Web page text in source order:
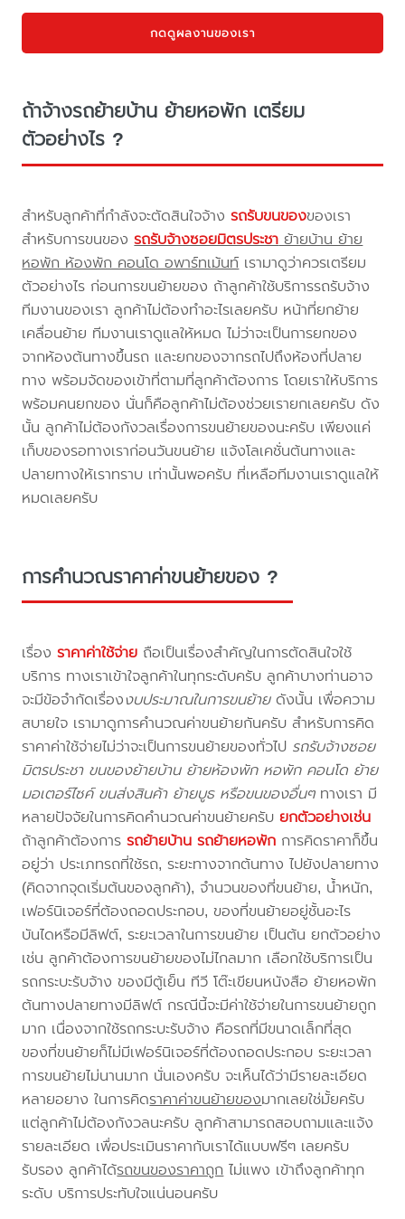
กดดูผลงานของเรา
ถ้าจ้างรถย้ายบ้าน ย้ายหอพัก เตรียม
ตัวอย่างไร ?
สำหรับลูกค้าที่กำลังจะตัดสินใจจ้างรถรับขนของของเรา
สำหรับการขนของรถรับจ้างซอยมิตรประชาย้ายบ้าน ย้าย
หอพัก ห้องพัก คอนโด อพาร์ทเม้นท์เรามาดูว่าควรเตรียม
ตัวอย่างไร ก่อนการขนย้ายของ ถ้าลูกค้าใช้บริการรถรับจ้าง
ทีมงานของเรา ลูกค้าไม่ต้องทำอะไรเลยครับ หน้าที่ยกย้าย
เคลื่อนย้าย ทีมงานเราดูแลให้หมด ไม่ว่าจะเป็นการยกของ
จากห้องต้นทางขึ้นรถ และยกของจากรถไปถึงห้องที่ปลาย
ทาง พร้อมจัดของเข้าที่ตามที่ลูกค้าต้องการ โดยเราให้บริการ
พร้อมคนยกของ นั่นก็คือลูกค้าไม่ต้องช่วยเรายกเลยครับ ดัง
นั้น ลูกค้าไม่ต้องกังวลเรื่องการขนย้ายของนะครับ เพียงแค่
เก็บของรอทางเราก่อนวันขนย้าย แจ้งโลเคชั่นต้นทางและ
ปลายทางให้เราทราบ เท่านั้นพอครับ ที่เหลือทีมงานเราดูแลให้
หมดเลยครับ
การคำนวณราคาค่าขนย้ายของ ?
เรื่องราคาค่าใช้จ่าย ถือเป็นเรื่องสำคัญในการตัดสินใจใช้
บริการ ทางเราเข้าใจลูกค้าในทุกระดับครับ ลูกค้าบางท่านอาจ
จะมีข้อจำกัดเรื่องงบประมาณในการขนย้ายดังนั้น เพื่อความ
สบายใจ เรามาดูการคำนวณค่าขนย้ายกันครับ สำหรับการคิด
ราคาค่าใช้จ่ายไม่ว่าจะเป็นการขนย้ายของทั่วไป รถรับจ้างซอย
มิตรประชา ขนของย้ายบ้าน ย้ายห้องพัก หอพัก คอนโด ย้าย
มอเตอร์ไซค์ ขนส่งสินค้า ย้ายบูธ หรือขนของอื่นๆทางเรา มี
หลายปัจจัยในการคิดคำนวณค่าขนย้ายครับยกตัวอย่างเช่น
ถ้าลูกค้าต้องการรถย้ายบ้าน รถย้ายหอพัก การคิดราคาก็ขึ้น
อยู่ว่า ประเภทรถที่ใช้รถ, ระยะทางจากต้นทาง ไปยังปลายทาง
(คิดจากจุดเริ่มต้นของลูกค้า), จำนวนของที่ขนย้าย, น้ำหนัก,
เฟอร์นิเจอร์ที่ต้องถอดประกอบ, ของที่ขนย้ายอยู่ชั้นอะไร
บันไดหรือมีลิฟต์, ระยะเวลาในการขนย้าย เป็นต้น ยกตัวอย่าง
เช่น ลูกค้าต้องการขนย้ายของไม่ไกลมาก เลือกใช้บริการเป็น
รถกระบะรับจ้าง ของมีตู้เย็น ทีวี โต๊ะเขียนหนังสือ ย้ายหอพัก
ต้นทางปลายทางมีลิฟต์ กรณีนี้จะมีค่าใช้จ่ายในการขนย้ายถูก
มาก เนื่องจากใช้รถกระบะรับจ้าง คือรถที่มีขนาดเล็กที่สุด
ของที่ขนย้ายก็ไม่มีเฟอร์นิเจอร์ที่ต้องถอดประกอบ ระยะเวลา
การขนย้ายไม่นานมาก นั่นเองครับ จะเห็นได้ว่ามีรายละเอียด
หลายอยาง ในการคิดราคาค่าขนย้ายของมากเลยใช่มั้ยครับ
แต่ลูกค้าไม่ต้องกังวลนะครับ ลูกค้าสามารถสอบถามและแจ้ง
รายละเอียด เพื่อประเมินราคากับเราได้แบบฟรีๆ เลยครับ
รับรอง ลูกค้าได้รถขนของราคาถูกไม่แพง เข้าถึงลูกค้าทุก
ระดับ บริการประทับใจแน่นอนครับ